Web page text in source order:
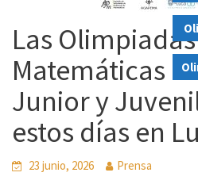
Las Olimpiadas
Matemáticas
Junior y
estos días en
23 junio, 2026 Prensa